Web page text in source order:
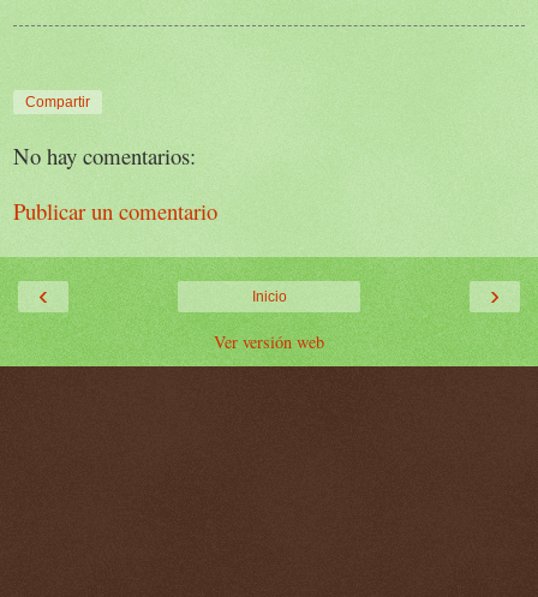
Compartir
No hay comentarios:
Publicar un comentario
‹ ›
Inicio
Ver versión web